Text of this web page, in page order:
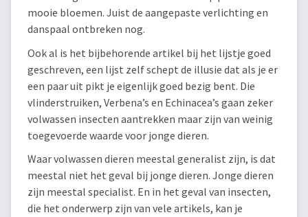
mooie bloemen. Juist de aangepaste verlichting en
danspaal ontbreken nog.
Ook al is het bijbehorende artikel bij het lijstje goed
geschreven, een lijst zelf schept de illusie dat als je er
een paar uit pikt je eigenlijk goed bezig bent. Die
vlinderstruiken, Verbena’s en Echinacea’s gaan zeker
volwassen insecten aantrekken maar zijn van weinig
toegevoerde waarde voor jonge dieren.
Waar volwassen dieren meestal generalist zijn, is dat
meestal niet het geval bij jonge dieren. Jonge dieren
zijn meestal specialist. En in het geval van insecten,
die het onderwerp zijn van vele artikels, kan je